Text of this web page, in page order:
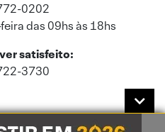
0202
das 09hs às 18hs
satisfeito:
3730
de acordo com a nossaPolítica de